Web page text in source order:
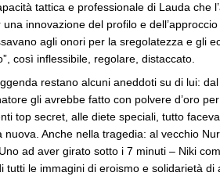
tattica e professionale di Lauda che
innovazione del profilo e
agli onori per la sregolatezza e gli
così inflessibile, regolare, distaccato.
restano alcuni aneddoti su di lui: dal
gli avrebbe fatto con polvere d’oro
top secret, alle diete speciali, tutto
nuova. Anche nella tragedia: al vecchio
ad aver girato sotto i 7 minuti – Niki
tutti le immagini di eroismo e solidarietà